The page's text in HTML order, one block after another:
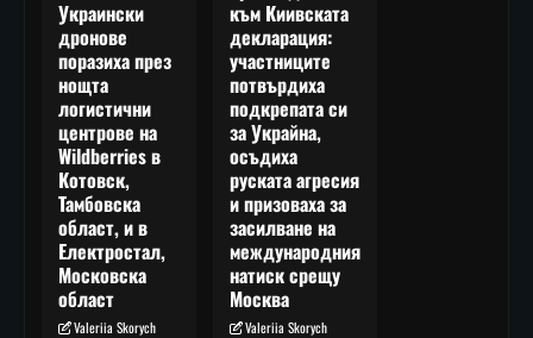
Украински
дронове
поразиха през
нощта
логистични
центрове на
Wildberries в
Котовск,
Тамбовска
област, и в
Електростал,
Московска
област
Valeriia Skorych
към Киивската
декларация:
участниците
потвърдиха
подкрепата си
за Украйна,
осъдиха
руската агресия
и призоваха за
засилване на
международния
натиск срещу
Москва
Valeriia Skorych